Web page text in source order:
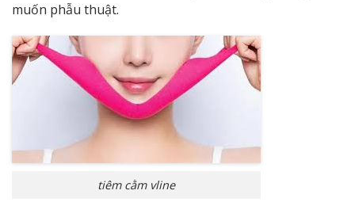
muốn phẫu thuật.
tiêm cằm vline